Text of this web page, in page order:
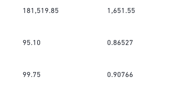
181,519.85 1,651.55
95.10 0.86527
99.75 0.90766